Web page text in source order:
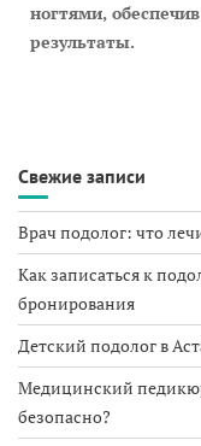
ногтями,
результаты.
Свежие записи
Врач подолог: что
Как записаться к
бронирования
Детский подолог в
Медицинский
безопасно?